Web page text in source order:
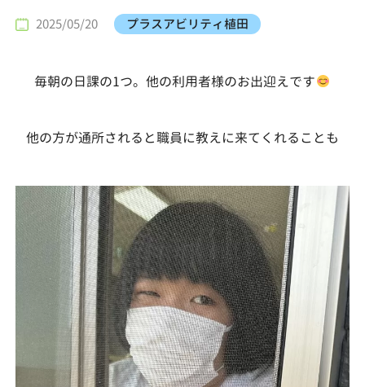
2025/05/20 プラスアビリティ植田
毎朝の日課の1つ。他の利用者様のお出迎えです
他の方が通所されると職員に教えに来てくれることも